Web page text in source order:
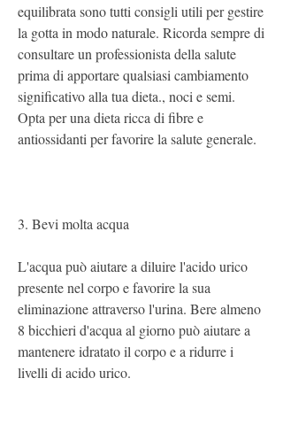
equilibrata sono tutti consigli utili per gestire
la gotta in modo naturale. Ricorda sempre di
consultare un professionista della salute
prima di apportare qualsiasi cambiamento
significativo alla tua dieta., noci e semi.
Opta per una dieta ricca di fibre e
antiossidanti per favorire la salute generale.
3. Bevi molta acqua
L'acqua può aiutare a diluire l'acido urico
presente nel corpo e favorire la sua
eliminazione attraverso l'urina. Bere almeno
8 bicchieri d'acqua al giorno può aiutare a
mantenere idratato il corpo e a ridurre i
livelli di acido urico.